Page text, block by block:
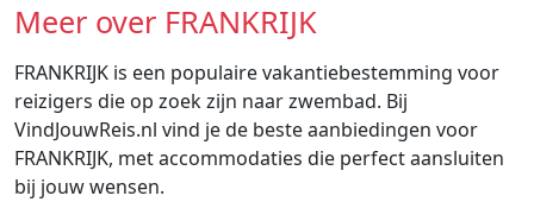
Meer over FRANKRIJK
FRANKRIJK is een populaire vakantiebestemming voor
reizigers die op zoek zijn naar zwembad. Bij
VindJouwReis.nl vind je de beste aanbiedingen voor
FRANKRIJK, met accommodaties die perfect aansluiten
bij jouw wensen.